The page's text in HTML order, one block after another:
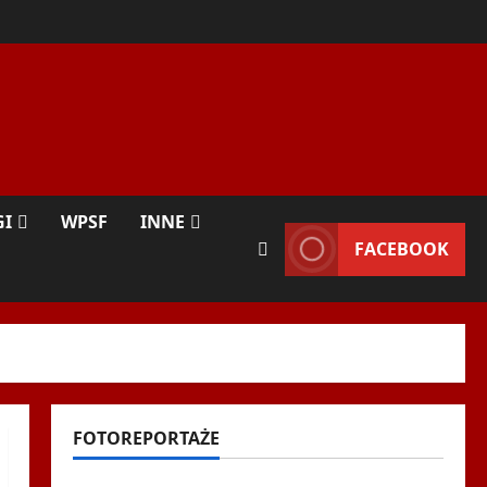
WPSF INNE
FACEBOOK
FOTOREPORTAŻE